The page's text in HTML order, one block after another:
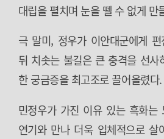
대립을 펼치며 눈을 뗄 수 없게 만
극 말미, 정우가 이안대군에게
뒤 치솟는 불길은 큰 충격을 선
한 궁금증을 최고조로 끌어올렸다.
민정우가 가진 이유 있는 흑화는
연기와 만나 더욱 입체적으로 살